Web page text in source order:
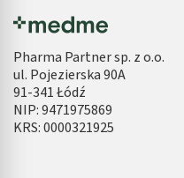
Pharma Partner sp. z o.o.
ul. Pojezierska 90A
91-341 Łódź
NIP: 9471975869
KRS: 0000321925